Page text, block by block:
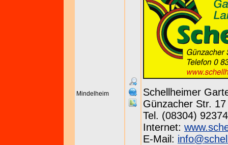
Mindelheim
Schellheimer
Günzacher Str.
Tel. (08304)
Internet:
E-Mail: